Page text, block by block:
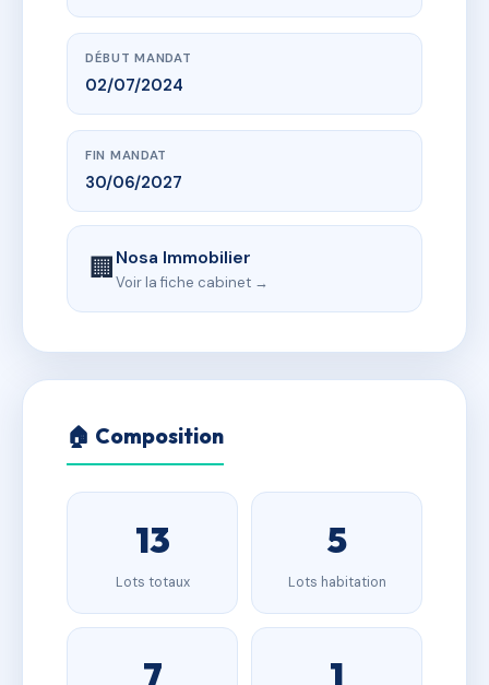
DÉBUT MANDAT
02/07/2024
FIN MANDAT
30/06/2027
🏢Nosa Immobilier
Voir la fiche cabinet →
🏠 Composition
13
Lots totaux
5
Lots habitation
7 1